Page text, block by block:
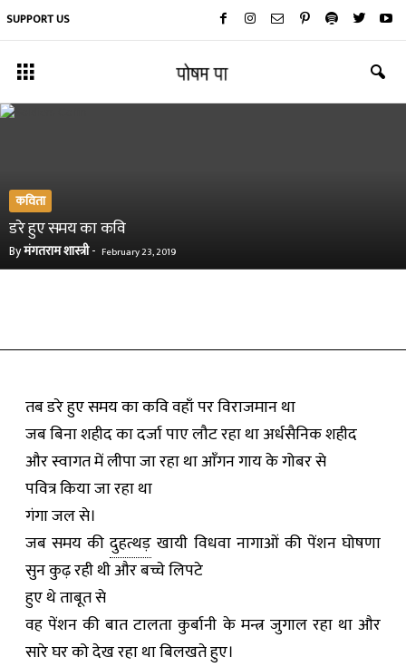
SUPPORT US
कविता
डरे हुए समय का कवि
Byमंगतराम शास्त्री- February 23, 2019
तब डरे हुए समय का कवि वहाँ पर विराजमान था
जब बिना शहीद का दर्जा पाए लौट रहा था अर्धसैनिक शहीद
और स्वागत में लीपा जा रहा था आँगन गाय के गोबर से
पवित्र किया जा रहा था
गंगा जल से।
जब समय कीदुहत्थड़ खायी विधवा नागाओं की पेंशन घोषणा
सुन कुढ़ रही थी और बच्चे लिपटे
हुए थे ताबूत से
वह पेंशन की बात टालता कुर्बानी के मन्त्र जुगाल रहा था और
सारे घर को देख रहा था बिलखते हुए।